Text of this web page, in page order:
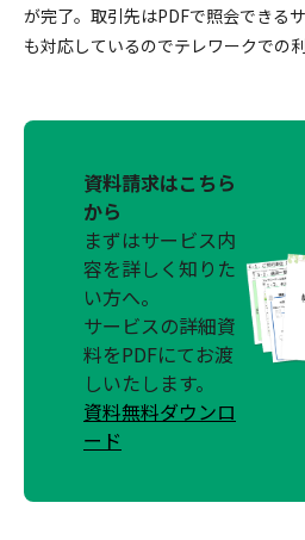
が完了。取引先はPDFで照会できる
も対応しているのでテレワークでの
資料請求はこちら
から
まずはサービス内
容を詳しく知りた
い方へ。
サービスの詳細資
料をPDFにてお渡
しいたします。
資料無料ダウンロ
ード